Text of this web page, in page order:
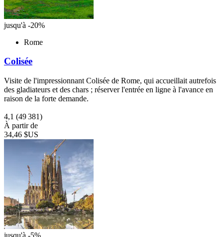
jusqu'à -20%
Rome
Colisée
Visite de l'impressionnant Colisée de Rome, qui accueillait autrefois
des gladiateurs et des chars ; réserver l'entrée en ligne à l'avance en
raison de la forte demande.
4,1 (49 381)
À partir de
34,46 $US
jusqu'à -5%